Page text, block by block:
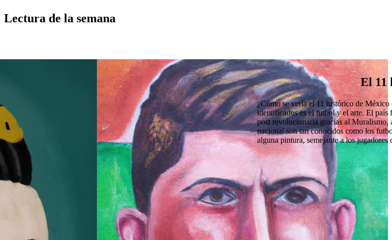
Lectura de la semana
El 11
¿Cómo se vería el 11 histórico de
identificados es el futbol y el arte. El país
post revolucionaria gracias al Muralismo,
nacional son tan conocidos como los
alguna pintura, semejante a los